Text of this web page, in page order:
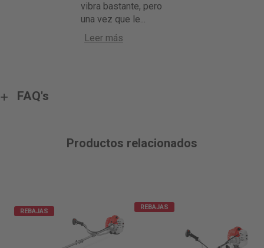
vibra bastante, pero
una vez que le...
Leer más
FAQ's
Productos relacionados
REBAJAS
REBAJAS